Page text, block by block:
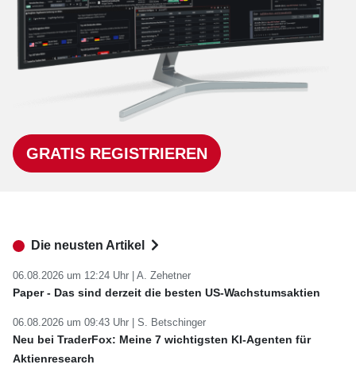
GRATIS REGISTRIEREN
Die neusten Artikel
06.08.2026 um 12:24 Uhr | A. Zehetner
Paper - Das sind derzeit die besten US-Wachstumsaktien
06.08.2026 um 09:43 Uhr | S. Betschinger
Neu bei TraderFox: Meine 7 wichtigsten KI-Agenten für
Aktienresearch